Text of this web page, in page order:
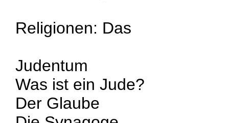
Religionen: Das
Judentum
Was ist ein Jude?
Der Glaube